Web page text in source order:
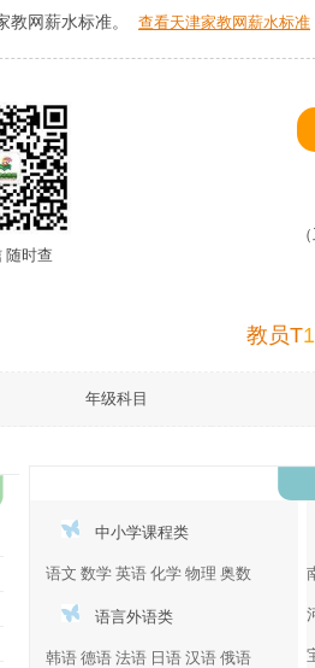
教网薪水标准。 查看天津家教网薪水标准
随时查
教员T
年级科目
中小学课程类
语文 数学 英语 化学 物理 奥数
语言外语类
韩语 德语 法语 日语 汉语 俄语